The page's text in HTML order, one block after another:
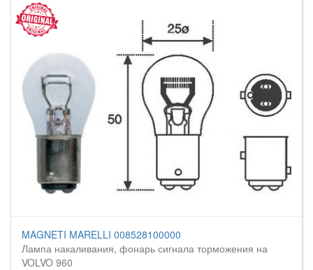
MAGNETI MARELLI 008528100000
Лампа накаливания, фонарь сигнала торможения на
VOLVO 960